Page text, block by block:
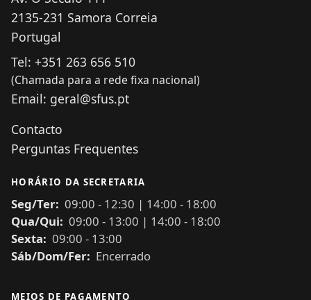
2135-231 Samora Correia
Portugal
Tel: +351 263 656 510
(Chamada para a rede fixa nacional)
Email: geral@sfus.pt
Contacto
Perguntas Frequentes
HORÁRIO DA SECRETARIA
Seg/Ter: 09:00 - 12:30 | 14:00 - 18:00
Qua/Qui: 09:00 - 13:00 | 14:00 - 18:00
Sexta: 09:00 - 13:00
Sáb/Dom/Fer: Encerrado
MEIOS DE PAGAMENTO